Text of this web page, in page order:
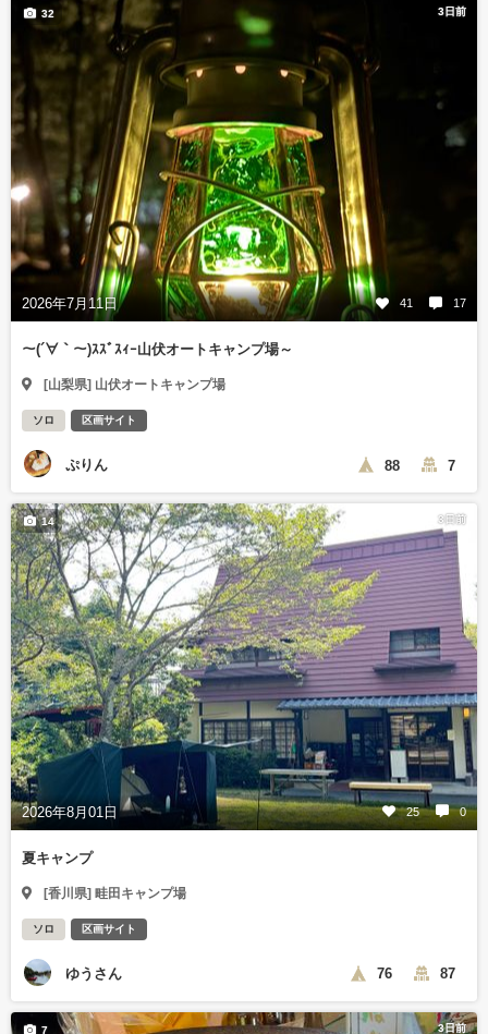
3日前
2026年7月11日 41 17
32
～(´∀｀～)ｽｽﾞｽｨｰ山伏オートキャンプ場～
[山梨県] 山伏オートキャンプ場
ソロ 区画サイト
ぷりん 88 7
3日前
2026年8月01日 25 0
14
夏キャンプ
[香川県] 畦田キャンプ場
ソロ 区画サイト
ゆうさん 76 87
3日前
7